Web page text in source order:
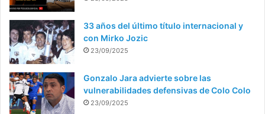
33 años del último título internacional y
con Mirko Jozic
23/09/2025
Gonzalo Jara advierte sobre las
vulnerabilidades defensivas de Colo Colo
23/09/2025